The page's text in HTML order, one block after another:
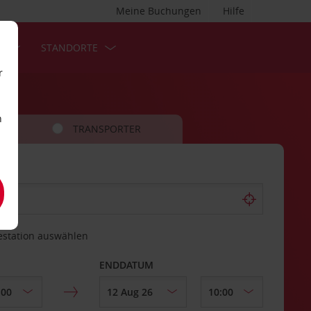
Hilfe
Meine Buchungen
STANDORTE
TRANSPORTER
auswählen
ENDDATUM